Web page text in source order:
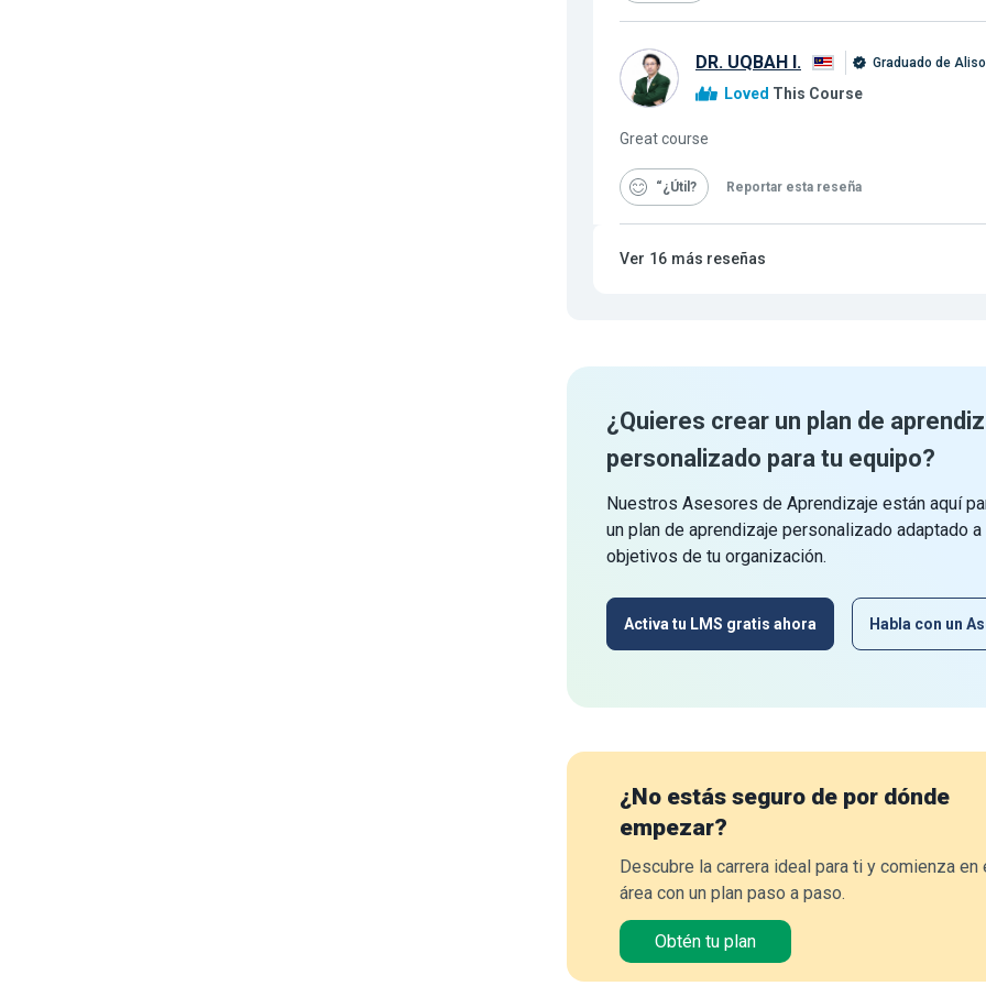
DR. UQBAH I. Graduado de
Loved This Course
Great course
“¿Útil Reportar esta reseña
Ver 16 más reseñas
¿Quieres crear un plan de
personalizado para tu equipo?
Nuestros Asesores de Aprendizaje están aquí
un plan de aprendizaje personalizado adaptado
objetivos de tu organización.
Activa tu LMS gratis ahora Habla con un
¿No estás seguro de por dónde
empezar?
Descubre la carrera ideal para ti y comienza en
área con un plan paso a paso.
Obtén tu plan